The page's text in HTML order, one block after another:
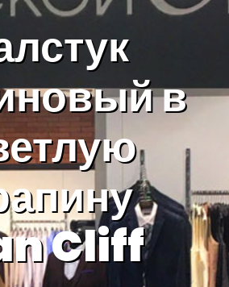
в
Cliff